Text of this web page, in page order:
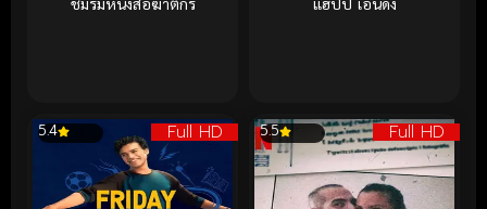
Full HD
5.4 Full HD
5.5